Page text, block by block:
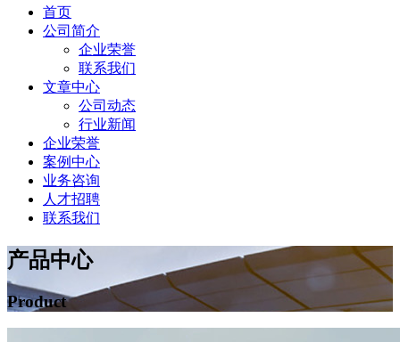
首页
公司简介
企业荣誉
联系我们
文章中心
公司动态
行业新闻
企业荣誉
案例中心
业务咨询
人才招聘
联系我们
产品中心
Product